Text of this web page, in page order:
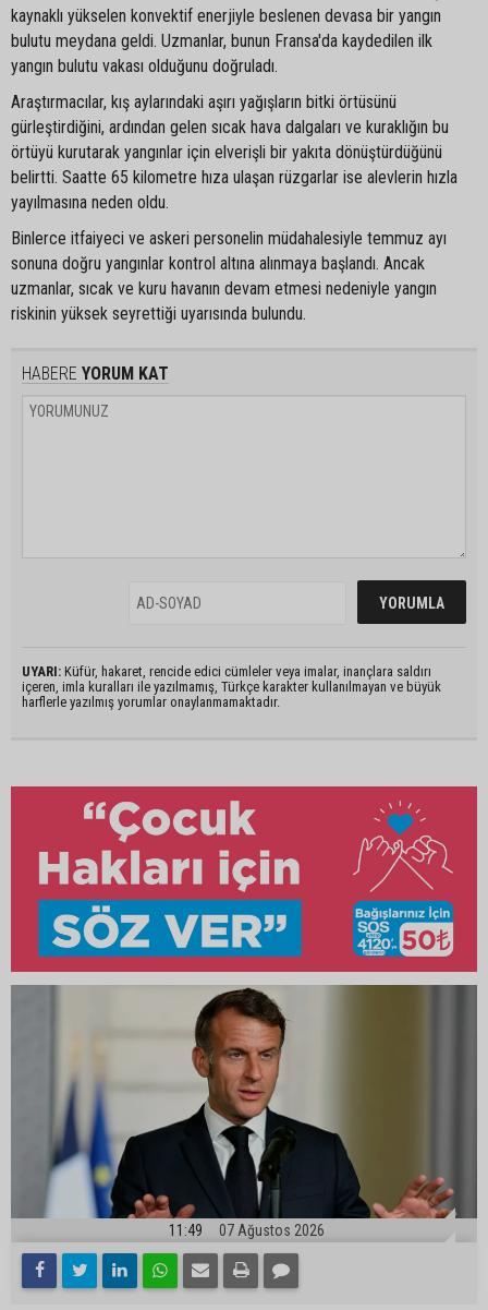
kaynaklı yükselen konvektif enerjiyle beslenen devasa bir yangın
bulutu meydana geldi. Uzmanlar, bunun Fransa'da kaydedilen ilk
yangın bulutu vakası olduğunu doğruladı.
Araştırmacılar, kış aylarındaki aşırı yağışların bitki örtüsünü
gürleştirdiğini, ardından gelen sıcak hava dalgaları ve kuraklığın bu
örtüyü kurutarak yangınlar için elverişli bir yakıta dönüştürdüğünü
belirtti. Saatte 65 kilometre hıza ulaşan rüzgarlar ise alevlerin hızla
yayılmasına neden oldu.
Binlerce itfaiyeci ve askeri personelin müdahalesiyle temmuz ayı
sonuna doğru yangınlar kontrol altına alınmaya başlandı. Ancak
uzmanlar, sıcak ve kuru havanın devam etmesi nedeniyle yangın
riskinin yüksek seyrettiği uyarısında bulundu.
HABERE YORUM KAT
UYARI: Küfür, hakaret, rencide edici cümleler veya imalar, inançlara saldırı
içeren, imla kuralları ile yazılmamış, Türkçe karakter kullanılmayan ve büyük
harflerle yazılmış yorumlar onaylanmamaktadır.
11:49 07 Ağustos 2026